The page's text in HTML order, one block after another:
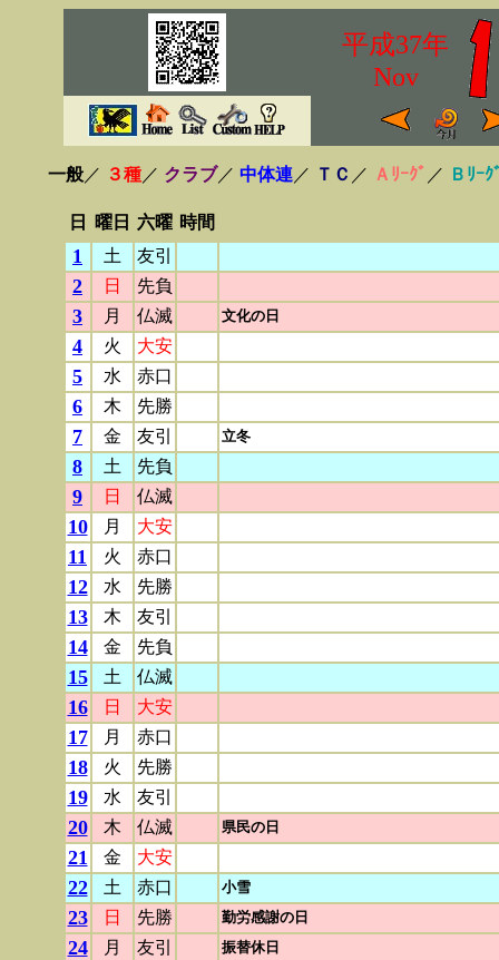
平成37年
Nov
一般／ ３種／ クラブ／ 中体連／ ＴＣ ／ Ａﾘｰｸﾞ ／ Ｂﾘｰｸ
日 曜日 六曜 時間
1 土 友引
2 日 先負
3 月 仏滅 文化の日
4 火 大安
5 水 赤口
6 木 先勝
7 金 友引 立冬
8 土 先負
9 日 仏滅
10 月 大安
11 火 赤口
12 水 先勝
13 木 友引
14 金 先負
15 土 仏滅
16 日 大安
17 月 赤口
18 火 先勝
19 水 友引
20 木 仏滅 県民の日
21 金 大安
22 土 赤口 小雪
23 日 先勝 勤労感謝の日
24 月 友引 振替休日